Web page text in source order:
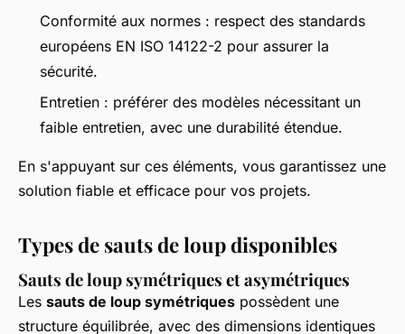
Conformité aux normes : respect des standards
européens EN ISO 14122-2 pour assurer la
sécurité.
Entretien : préférer des modèles nécessitant un
faible entretien, avec une durabilité étendue.
En s'appuyant sur ces éléments, vous garantissez une
solution fiable et efficace pour vos projets.
Types de sauts de loup disponibles
Sauts de loup symétriques et asymétriques
Les sauts de loup symétriques possèdent une
structure équilibrée, avec des dimensions identiques